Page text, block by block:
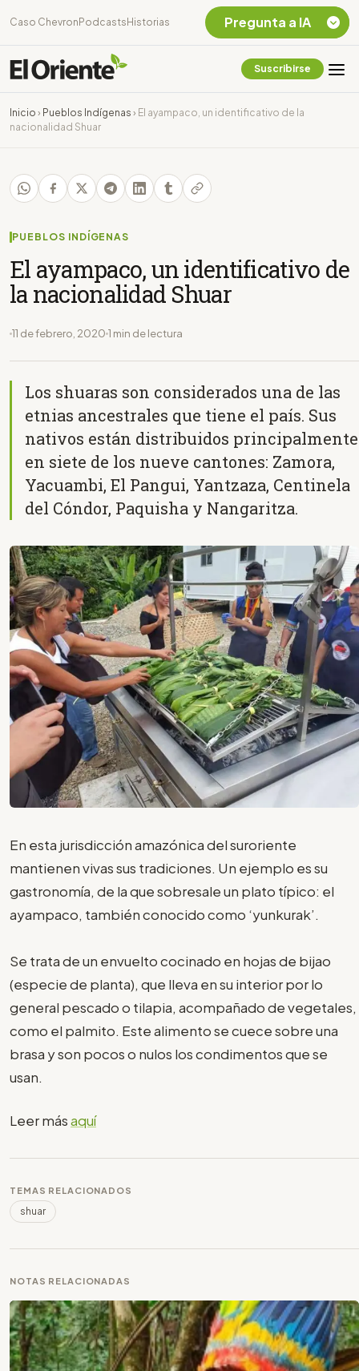
Caso Chevron Podcasts Historias
Suscribirse
Inicio › Pueblos Indígenas › El ayampaco, un identificativo de la
nacionalidad Shuar
PUEBLOS INDÍGENAS
El ayampaco, un identificativo de
la nacionalidad Shuar
11 de febrero, 2020 1 min de lectura
Los shuaras son considerados una de las
etnias ancestrales que tiene el país. Sus
nativos están distribuidos principalmente
en siete de los nueve cantones: Zamora,
Yacuambi, El Pangui, Yantzaza, Centinela
del Cóndor, Paquisha y Nangaritza.
En esta jurisdicción amazónica del suroriente
mantienen vivas sus tradiciones. Un ejemplo es su
gastronomía, de la que sobresale un plato típico: el
ayampaco, también conocido como ‘yunkurak’.
Se trata de un envuelto cocinado en hojas de bijao
(especie de planta), que lleva en su interior por lo
general pescado o tilapia, acompañado de vegetales,
como el palmito. Este alimento se cuece sobre una
brasa y son pocos o nulos los condimentos que se
usan.
Leer másaquí
TEMAS RELACIONADOS
shuar
NOTAS RELACIONADAS
Pregunta a IA
Chevron Ecuador